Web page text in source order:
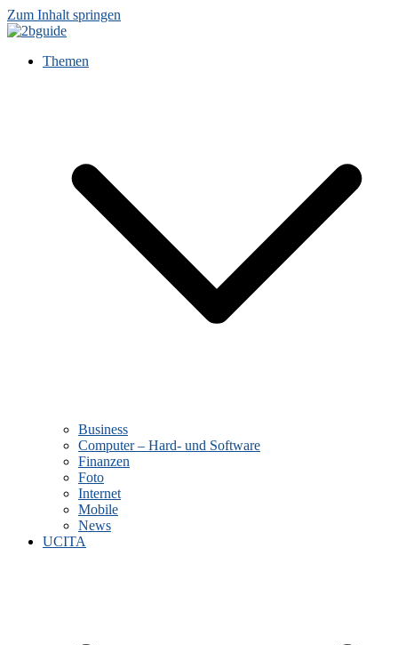
Zum Inhalt springen
Themen
Business
Computer – Hard- und Software
Finanzen
Foto
Internet
Mobile
News
UCITA